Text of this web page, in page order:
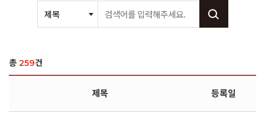
총 259건
제목 등록일